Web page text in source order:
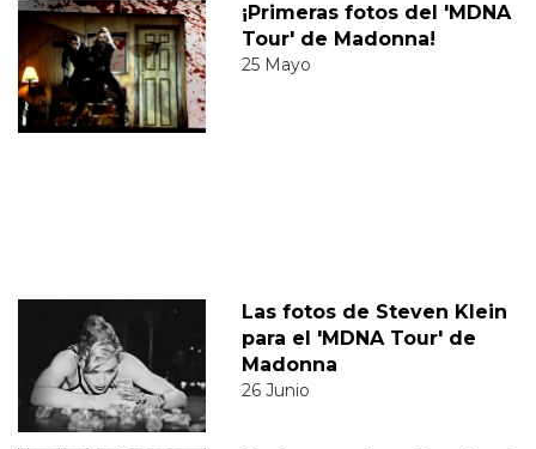
¡Primeras fotos del 'MDNA
Tour' de Madonna!
25 Mayo
Las fotos de Steven Klein
para el 'MDNA Tour' de
Madonna
26 Junio